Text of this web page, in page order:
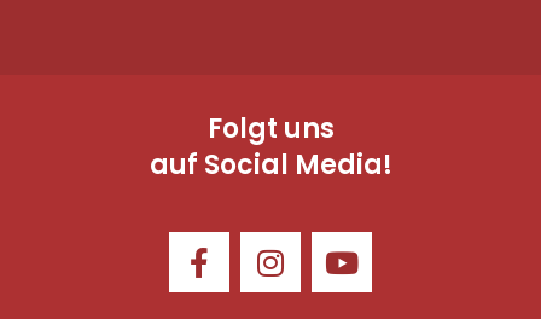
Folgt uns
auf Social Media!